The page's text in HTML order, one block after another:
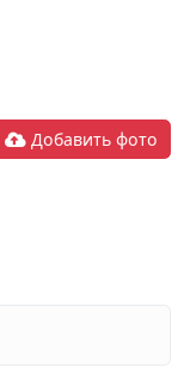
Добавить фото